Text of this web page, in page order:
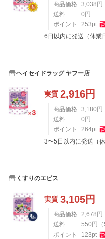
商品価格 3,038 円
送料
0 円
ポイント
253pt
6日以内に発送（休業
ヘイセイドラッグ ヤフー店
実質 2,916円
商品価格 3,180 円
送料
0 円
ポイント
264pt
3〜5日以内に発送（休
くすりのエビス
実質 3,105円
商品価格 2,678 円
送料
550 円 （
ポイント
123pt